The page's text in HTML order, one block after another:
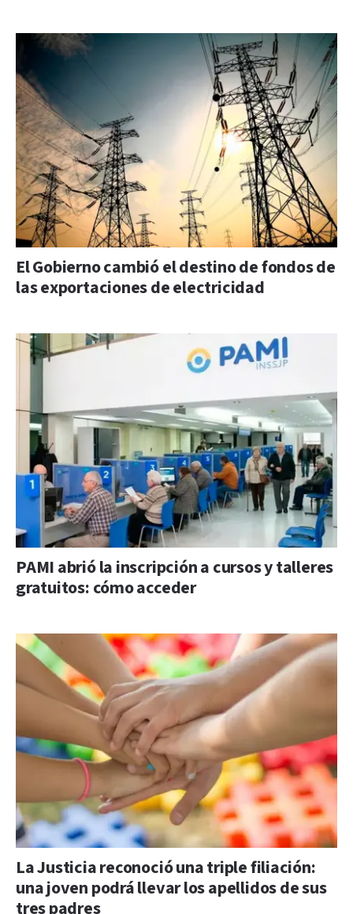
El Gobierno cambió el destino de fondos de
las exportaciones de electricidad
PAMI abrió la inscripción a cursos y talleres
gratuitos: cómo acceder
La Justicia reconoció una triple filiación:
una joven podrá llevar los apellidos de sus
tres padres